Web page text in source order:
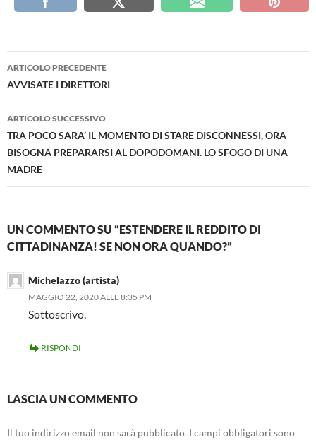
Navigazione
articolo
ARTICOLO PRECEDENTE
AVVISATE I DIRETTORI
ARTICOLO SUCCESSIVO
TRA POCO SARA’ IL MOMENTO DI STARE DISCONNESSI, ORA
BISOGNA PREPARARSI AL DOPODOMANI. LO SFOGO DI UNA
MADRE
UN COMMENTO SU “ESTENDERE IL REDDITO DI
CITTADINANZA! SE NON ORA QUANDO?”
Michelazzo (artista)
MAGGIO 22, 2020 ALLE 8:35 PM
Sottoscrivo.
RISPONDI
LASCIA UN COMMENTO
Il tuo indirizzo email non sarà pubblicato. I campi obbligatori sono